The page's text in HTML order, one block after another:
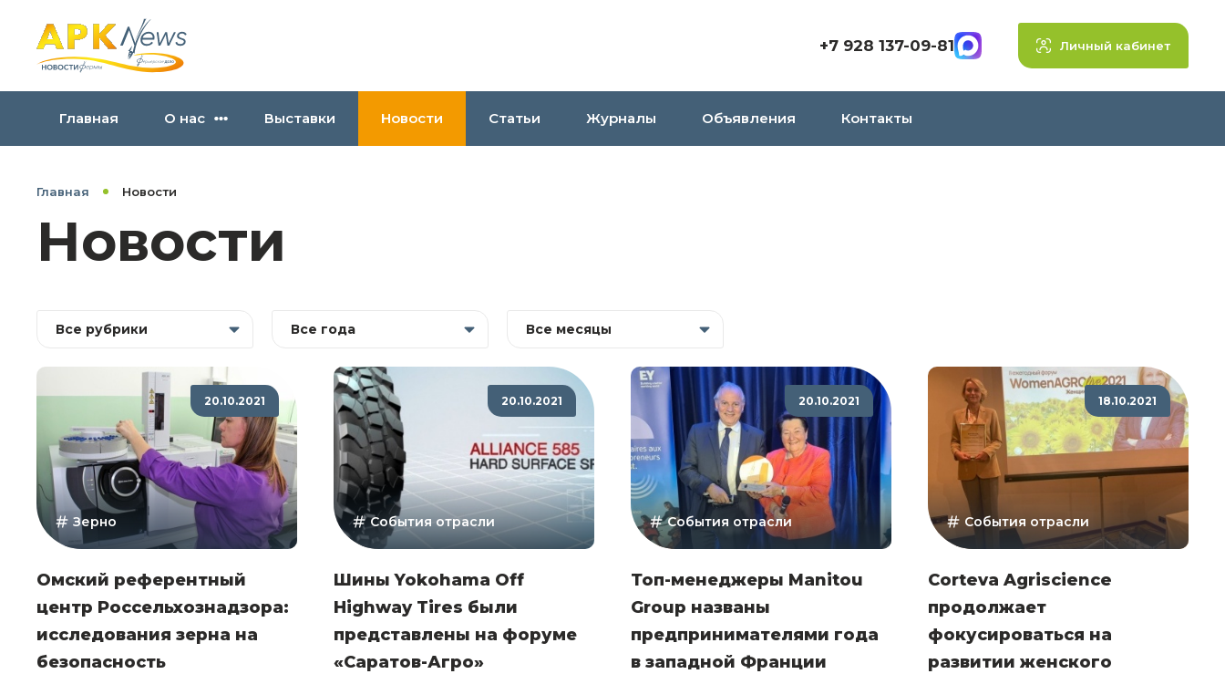
+7 928 137-09-81 Личный кабинет
Главная О нас Выставки Новости Статьи Журналы Объявления Контакты
Главная Новости
Новости
Все рубрики Все года Все месяцы
20.10.2021
Зерно
Омский референтный
центр Россельхознадзора:
исследования зерна на
безопасность
20.10.2021
События отрасли
Шины Yokohama Off
Highway Tires были
представлены на форуме
«Саратов-Агро»
20.10.2021
События отрасли
Топ-менеджеры Manitou
Group названы
предпринимателями года
в западной Франции
18.10.2021
События отрасли
Corteva Agriscience
продолжает
фокусироваться на
развитии женского